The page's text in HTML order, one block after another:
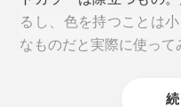
るし、色を持つことは
なものだと実際に使って